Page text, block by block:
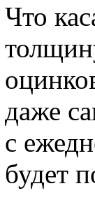
Что
даже
с
будет